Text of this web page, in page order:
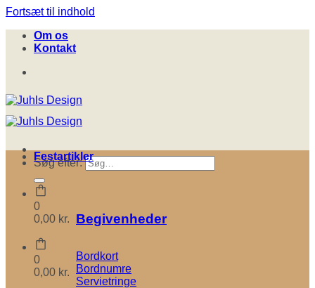
Fortsæt til indhold
Om os
Kontakt
Søg efter:
0
0,00 kr.
0
0,00 kr.
Festartikler
Begivenheder
Bordkort
Bordnumre
Servietringe